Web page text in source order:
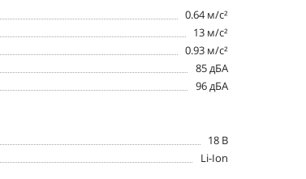
0.64 м/с²
13 м/с²
0.93 м/с²
85 дБА
96 дБА
18 В
Li-Ion